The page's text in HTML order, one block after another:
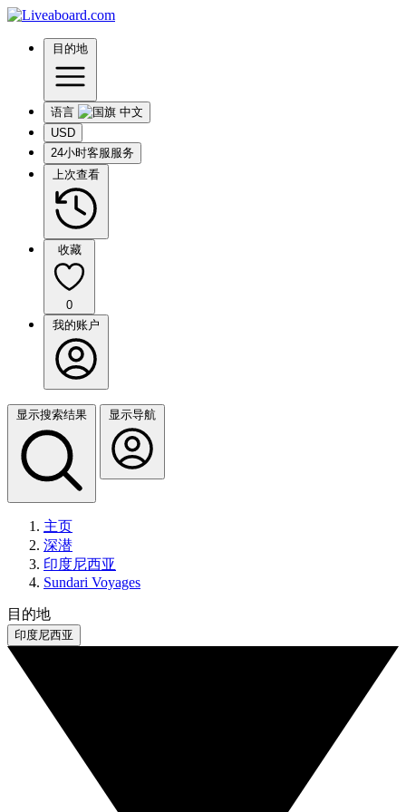
目的地
语言
USD
24小时客服服务
上次查看
收藏
0
我的账户
显示搜索结果 显示导航
主页
深潜
印度尼西亚
Sundari Voyages
目的地
印度尼西亚